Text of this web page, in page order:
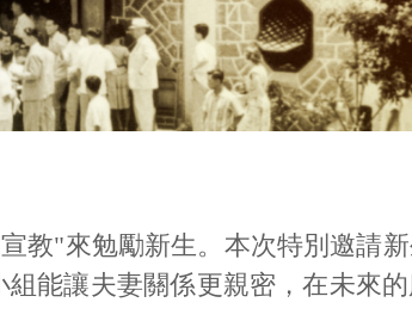
教"來勉勵新生。本次特別邀請
能讓夫妻關係更親密，在未來